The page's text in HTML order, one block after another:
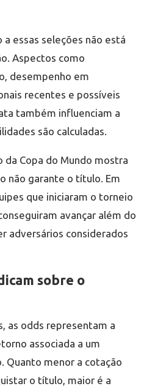
essas seleções não está
Aspectos como
desempenho em
recentes e possíveis
também influenciam a
são calculadas.
da Copa do Mundo mostra
não garante o título. Em
que iniciaram o torneio
avançar além do
adversários considerados
sobre o
as odds representam a
associada a um
Quanto menor a cotação
o título, maior é a